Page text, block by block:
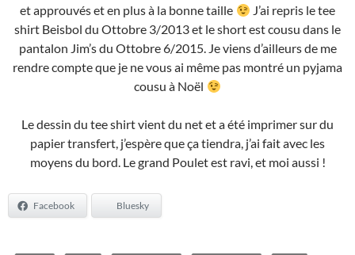
et approuvés et en plus à la bonne taille
J’ai repris le tee
shirt Beisbol du Ottobre 3/2013 et le short est cousu dans le
pantalon Jim’s du Ottobre 6/2015. Je viens d’ailleurs de me
rendre compte que je ne vous ai même pas montré un pyjama
cousu à Noël
Le dessin du tee shirt vient du net et a été imprimer sur du
papier transfert, j’espère que ça tiendra, j’ai fait avec les
moyens du bord. Le grand Poulet est ravi, et moi aussi !
Facebook Bluesky